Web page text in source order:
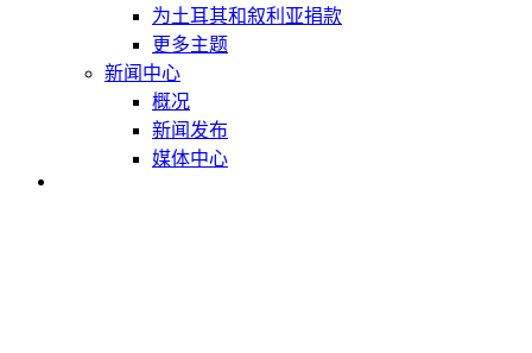
为土耳其和叙利亚捐款
更多主题
新闻中心
概况
新闻发布
媒体中心